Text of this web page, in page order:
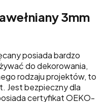
3mm
posiada bardzo
do dekorowania,
rodzaju projektów, to
Jest bezpieczny dla
certyfikat OEKO-